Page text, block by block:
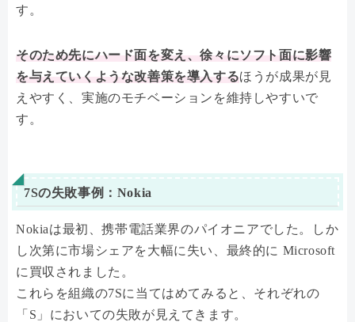
す。
そのため先にハード面を変え、徐々にソフト面に影響
を与えていくような改善策を導入するほうが成果が見
えやすく、実施のモチベーションを維持しやすいで
す。
7Sの失敗事例：Nokia
Nokiaは最初、携帯電話業界のパイオニアでした。しか
し次第に市場シェアを大幅に失い、最終的に Microsoft
に買収されました。
これらを組織の7Sに当てはめてみると、それぞれの
「S」においての失敗が見えてきます。